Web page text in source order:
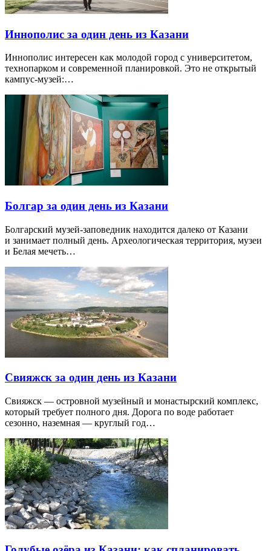
Иннополис за один день из Казани
Иннополис интересен как молодой город с университетом,
технопарком и современной планировкой. Это не открытый
кампус-музей:…
Болгар за один день из Казани
Болгарский музей-заповедник находится далеко от Казани
и занимает полный день. Археологическая территория, музеи
и Белая мечеть…
Свияжск за один день из Казани
Свияжск — островной музейный и монастырский комплекс,
который требует полного дня. Дорога по воде работает
сезонно, наземная — круглый год…